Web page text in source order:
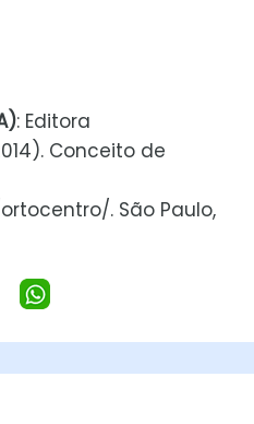
: Editora
Conceito de
. São Paulo,